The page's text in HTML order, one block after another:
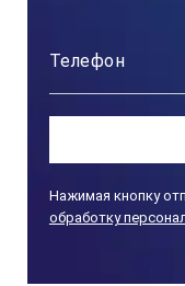
Нажимая кнопку
обработку